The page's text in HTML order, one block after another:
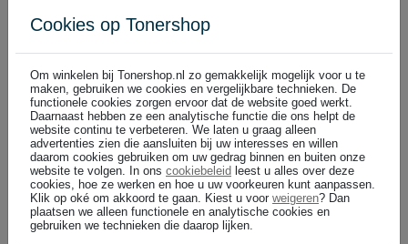
Maul papierklem / 16mm / zwart 12 stuks
In winkelwagen
Maul papierklem / 19mm / zwart / 12 stuks
DIRECT LEVERBAAR € 2,99
Cookies op Tonershop
Om winkelen bij Tonershop.nl zo gemakkelijk mogelijk voor u te
maken, gebruiken we cookies en vergelijkbare technieken. De
functionele cookies zorgen ervoor dat de website goed werkt.
Daarnaast hebben ze een analytische functie die ons helpt de
website continu te verbeteren. We laten u graag alleen
advertenties zien die aansluiten bij uw interesses en willen
daarom cookies gebruiken om uw gedrag binnen en buiten onze
website te volgen. In ons cookiebeleid leest u alles over deze
cookies, hoe ze werken en hoe u uw voorkeuren kunt aanpassen.
Klik op oké om akkoord te gaan. Kiest u voor weigeren? Dan
plaatsen we alleen functionele en analytische cookies en
gebruiken we technieken die daarop lijken.